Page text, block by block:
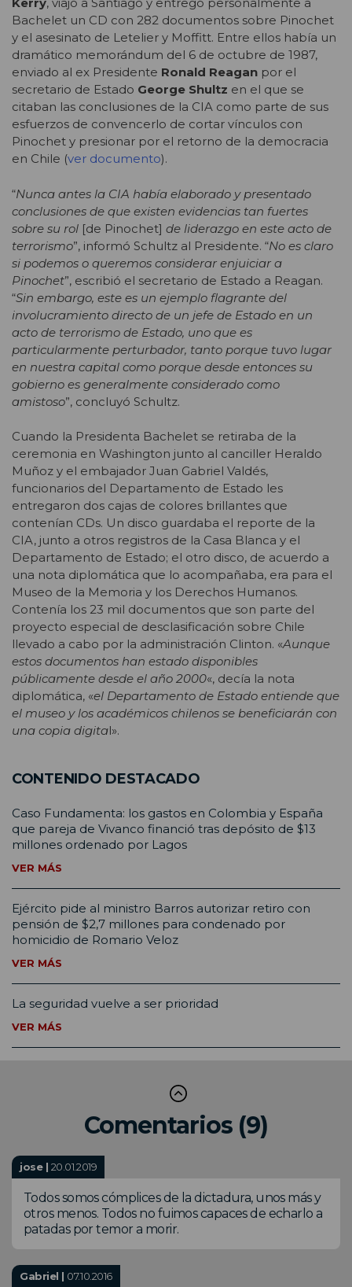
Kerry, viajó a Santiago y entregó personalmente a
Bachelet un CD con 282 documentos sobre Pinochet
y el asesinato de Letelier y Moffitt. Entre ellos había un
dramático memorándum del 6 de octubre de 1987,
enviado al ex Presidente Ronald Reagan por el
secretario de Estado George Shultz en el que se
citaban las conclusiones de la CIA como parte de sus
esfuerzos de convencerlo de cortar vínculos con
Pinochet y presionar por el retorno de la democracia
en Chile (ver documento).
“Nunca antes la CIA había elaborado y presentado
conclusiones de que existen evidencias tan fuertes
sobre su rol [de Pinochet] de liderazgo en este acto de
terrorismo”, informó Schultz al Presidente. “No es claro
si podemos o queremos considerar enjuiciar a
Pinochet”, escribió el secretario de Estado a Reagan.
“Sin embargo, este es un ejemplo flagrante del
involucramiento directo de un jefe de Estado en un
acto de terrorismo de Estado, uno que es
particularmente perturbador, tanto porque tuvo lugar
en nuestra capital como porque desde entonces su
gobierno es generalmente considerado como
amistoso”, concluyó Schultz.
Cuando la Presidenta Bachelet se retiraba de la
ceremonia en Washington junto al canciller Heraldo
Muñoz y el embajador Juan Gabriel Valdés,
funcionarios del Departamento de Estado les
entregaron dos cajas de colores brillantes que
contenían CDs. Un disco guardaba el reporte de la
CIA, junto a otros registros de la Casa Blanca y el
Departamento de Estado; el otro disco, de acuerdo a
una nota diplomática que lo acompañaba, era para el
Museo de la Memoria y los Derechos Humanos.
Contenía los 23 mil documentos que son parte del
proyecto especial de desclasificación sobre Chile
llevado a cabo por la administración Clinton. «Aunque
estos documentos han estado disponibles
públicamente desde el año 2000«, decía la nota
diplomática, «el Departamento de Estado entiende que
el museo y los académicos chilenos se beneficiarán con
una copia digital».
CONTENIDO DESTACADO
Caso Fundamenta: los gastos en Colombia y España
que pareja de Vivanco financió tras depósito de $13
millones ordenado por Lagos
VER MÁS
Ejército pide al ministro Barros autorizar retiro con
pensión de $2,7 millones para condenado por
homicidio de Romario Veloz
VER MÁS
La seguridad vuelve a ser prioridad
VER MÁS
Comentarios (9)
jose | 20.01.2019
Todos somos cómplices de la dictadura, unos más y
otros menos. Todos no fuimos capaces de echarlo a
patadas por temor a morir.
Gabriel | 07.10.2016